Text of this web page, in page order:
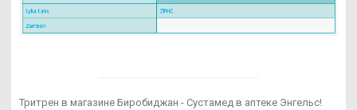
Тритрен в магазине Биробиджан - Сустамед в аптеке Энгельс!